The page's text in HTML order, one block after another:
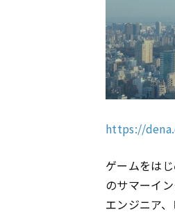
https://
ゲームをは
のサマーイン
エンジニア